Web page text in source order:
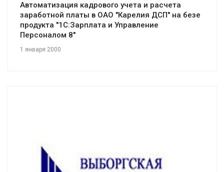
Автоматизация кадрового учета и расчета
заработной платы в ОАО "Карелия ДСП" на безе
продукта "1С:Зарплата и Управление
Персоналом 8"
1 января 2000